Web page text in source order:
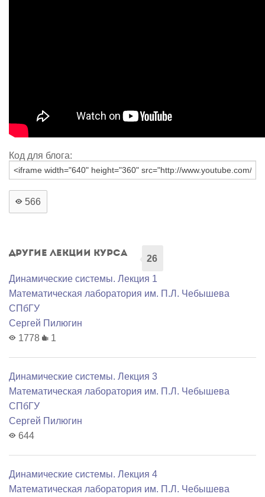
Код для блога:
566
Другие лекции курса
26
Динамические системы. Лекция 1
Математичеcкая лаборатория им. П.Л. Чебышева
СПбГУ
Сергей Пилюгин
1778
1
Динамические системы. Лекция 3
Математичеcкая лаборатория им. П.Л. Чебышева
СПбГУ
Сергей Пилюгин
644
Динамические системы. Лекция 4
Математичеcкая лаборатория им. П.Л. Чебышева